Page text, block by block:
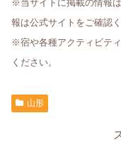
※当サイトに掲載の情報
報は公式サイトをご確認く
※宿や各種アクティビテ
ください。
山形